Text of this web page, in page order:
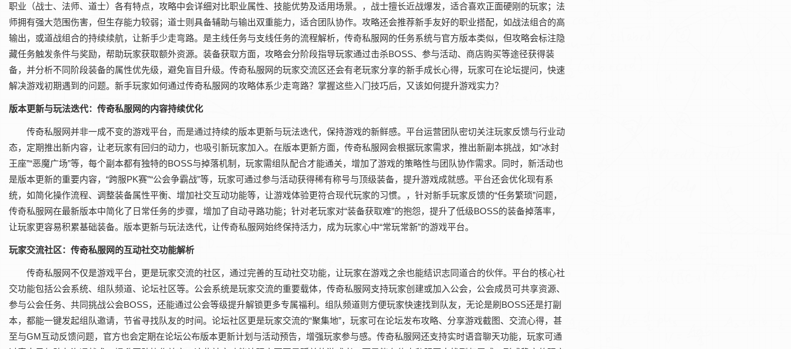
职业（战士、法师、道士）各有特点，攻略中会详细对比职业属性、技能优势及适用场景。，战士擅长近战爆发，适合喜欢正面硬刚的玩家；法
师拥有强大范围伤害，但生存能力较弱；道士则具备辅助与输出双重能力，适合团队协作。攻略还会推荐新手友好的职业搭配，如战法组合的高
输出，或道战组合的持续续航，让新手少走弯路。是主线任务与支线任务的流程解析，传奇私服网的任务系统与官方版本类似，但攻略会标注隐
藏任务触发条件与奖励，帮助玩家获取额外资源。装备获取方面，攻略会分阶段指导玩家通过击杀BOSS、参与活动、商店购买等途径获得装
备，并分析不同阶段装备的属性优先级，避免盲目升级。传奇私服网的玩家交流区还会有老玩家分享的新手成长心得，玩家可在论坛提问，快速
解决游戏初期遇到的问题。新手玩家如何通过传奇私服网的攻略体系少走弯路？掌握这些入门技巧后，又该如何提升游戏实力？
版本更新与玩法迭代：传奇私服网的内容持续优化
传奇私服网并非一成不变的游戏平台，而是通过持续的版本更新与玩法迭代，保持游戏的新鲜感。平台运营团队密切关注玩家反馈与行业动
态，定期推出新内容，让老玩家有回归的动力，也吸引新玩家加入。在版本更新方面，传奇私服网会根据玩家需求，推出新副本挑战，如“冰封
王座”“恶魔广场”等，每个副本都有独特的BOSS与掉落机制，玩家需组队配合才能通关，增加了游戏的策略性与团队协作需求。同时，新活动也
是版本更新的重要内容，“跨服PK赛”“公会争霸战”等，玩家可通过参与活动获得稀有称号与顶级装备，提升游戏成就感。平台还会优化现有系
统，如简化操作流程、调整装备属性平衡、增加社交互动功能等，让游戏体验更符合现代玩家的习惯。，针对新手玩家反馈的“任务繁琐”问题，
传奇私服网在最新版本中简化了日常任务的步骤，增加了自动寻路功能；针对老玩家对“装备获取难”的抱怨，提升了低级BOSS的装备掉落率，
让玩家更容易积累基础装备。版本更新与玩法迭代，让传奇私服网始终保持活力，成为玩家心中“常玩常新”的游戏平台。
玩家交流社区：传奇私服网的互动社交功能解析
传奇私服网不仅是游戏平台，更是玩家交流的社区，通过完善的互动社交功能，让玩家在游戏之余也能结识志同道合的伙伴。平台的核心社
交功能包括公会系统、组队频道、论坛社区等。公会系统是玩家交流的重要载体，传奇私服网支持玩家创建或加入公会，公会成员可共享资源、
参与公会任务、共同挑战公会BOSS，还能通过公会等级提升解锁更多专属福利。组队频道则方便玩家快速找到队友，无论是刷BOSS还是打副
本，都能一键发起组队邀请，节省寻找队友的时间。论坛社区更是玩家交流的“聚集地”，玩家可在论坛发布攻略、分享游戏截图、交流心得，甚
至与GM互动反馈问题，官方也会定期在论坛公布版本更新计划与活动预告，增强玩家参与感。传奇私服网还支持实时语音聊天功能，玩家可通